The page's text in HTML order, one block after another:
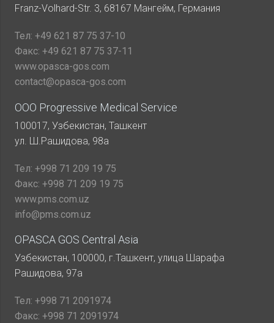
Franz-Volhard-Str. 3, 68167 Мангейм, Германия
Тел: +49 621 87 75 37-10
Факс: +49 621 87 75 37-11
www.opasca-gos.com
contact@opasca-gos.com
ООО Progressive Medical Service
100017, Узбекистан, Ташкент
ул. Ш.Рашидова, 98а
Тел: +998 71 209 19 75
Факс: +998 71 209 19 75
www.pms.com.uz
info@pms.com.uz
OPASCA GOS Central Asia
Узбекистан, 100000, г.Ташкент, улица Шарафа
Рашидова, 97а
Тел: +998 71 2091974
Факс: +998 71 2091974